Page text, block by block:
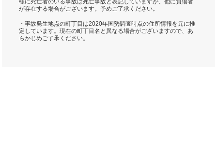
様に死亡者のいる事故は死亡事故と表記していますが、他に負傷者
が存在する場合がございます。予めご了承ください。
・事故発生地点の町丁目は2020年国勢調査時点の住所情報を元に推
定しています。現在の町丁目名と異なる場合がございますので、あ
らかじめご了承ください。